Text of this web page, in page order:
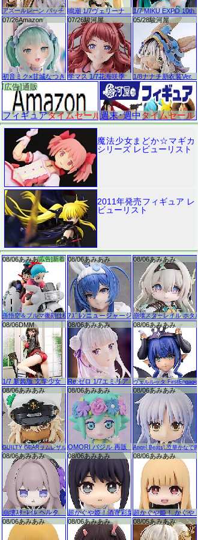
魔法少女まどか☆マギカ
シリーズ レビューリスト
2011年発売フィギュア レ
ビューリスト